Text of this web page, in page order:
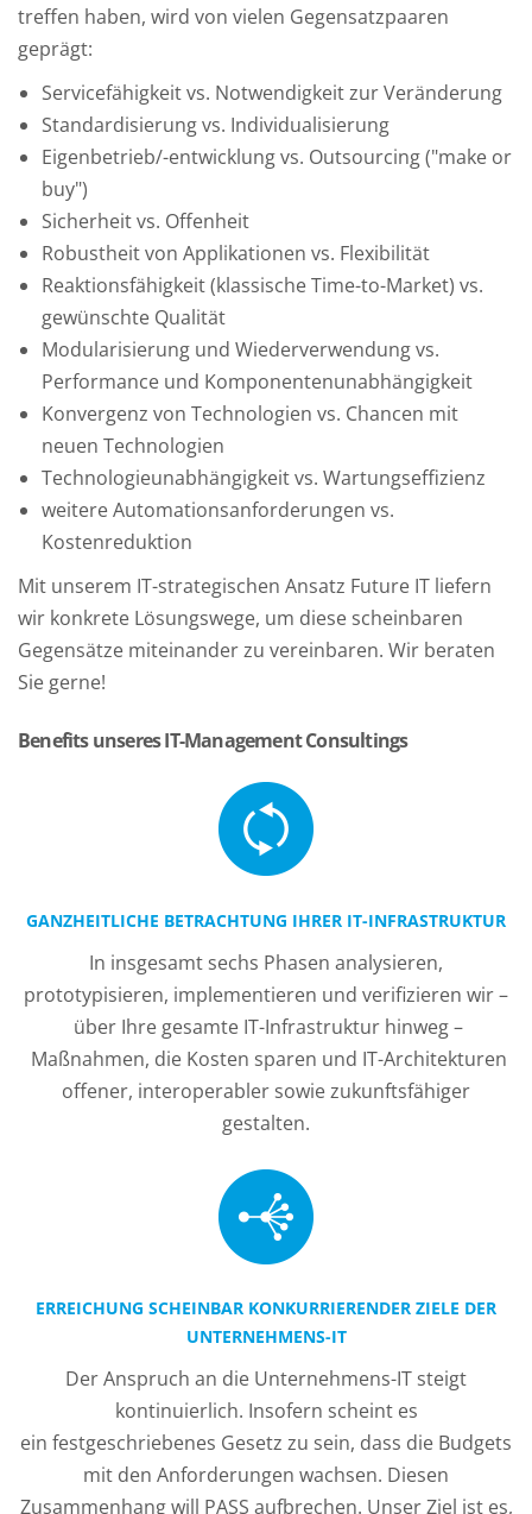
treffen haben, wird von vielen Gegensatzpaaren
geprägt:
Servicefähigkeit vs. Notwendigkeit zur Veränderung
Standardisierung vs. Individualisierung
Eigenbetrieb/-entwicklung vs. Outsourcing ("make or
buy")
Sicherheit vs. Offenheit
Robustheit von Applikationen vs. Flexibilität
Reaktionsfähigkeit (klassische Time-to-Market) vs.
gewünschte Qualität
Modularisierung und Wiederverwendung vs.
Performance und Komponentenunabhängigkeit
Konvergenz von Technologien vs. Chancen mit
neuen Technologien
Technologieunabhängigkeit vs. Wartungseffizienz
weitere Automationsanforderungen vs.
Kostenreduktion
Mit unserem IT-strategischen Ansatz Future IT liefern
wir konkrete Lösungswege, um diese scheinbaren
Gegensätze miteinander zu vereinbaren. Wir beraten
Sie gerne!
Benefits unseres IT-Management Consultings
GANZHEITLICHE BETRACHTUNG IHRER IT-INFRASTRUKTUR
In insgesamt sechs Phasen analysieren,
prototypisieren, implementieren und verifizieren wir –
über Ihre gesamte IT-Infrastruktur hinweg –
Maßnahmen, die Kosten sparen und IT-Architekturen
offener, interoperabler sowie zukunftsfähiger
gestalten.
ERREICHUNG SCHEINBAR KONKURRIERENDER ZIELE DER
UNTERNEHMENS-IT
Der Anspruch an die Unternehmens-IT steigt
kontinuierlich. Insofern scheint es
ein festgeschriebenes Gesetz zu sein, dass die Budgets
mit den Anforderungen wachsen. Diesen
Zusammenhang will PASS aufbrechen. Unser Ziel ist es,